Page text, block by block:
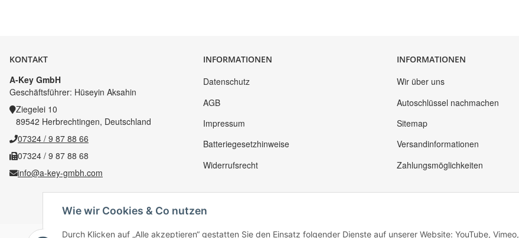
KONTAKT
A-Key GmbH
Geschäftsführer: Hüseyin Aksahin
Ziegelei 10
89542 Herbrechtingen, Deutschland
07324 / 9 87 88 66
07324 / 9 87 88 68
info@a-key-gmbh.com
INFORMATIONEN
Datenschutz
AGB
Impressum
Batteriegesetzhinweise
Widerrufsrecht
INFORMATIONEN
Wir über uns
Autoschlüssel nachmachen
Sitemap
Versandinformationen
Zahlungsmöglichkeiten
Wie wir Cookies & Co nutzen
Durch Klicken auf „Alle akzeptieren“ gestatten Sie den Einsatz folgender Dienste auf unserer Website: YouTube, Vimeo,